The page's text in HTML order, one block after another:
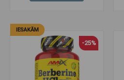
IESAKĀM
-25%